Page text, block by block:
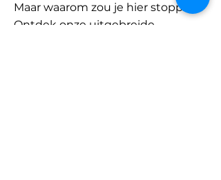
Maar waarom zou je hier stoppen?
Ontdek onze uitgebreide